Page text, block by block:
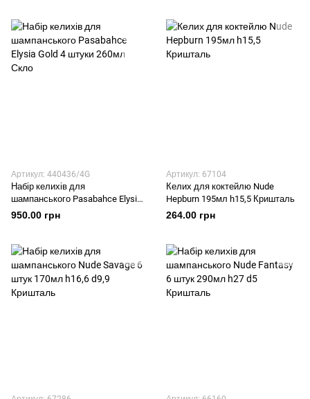
Артикул: 440436/4G
Набір келихів для
шампанського Pasabahce Elysia
Gold 4 штуки 260мл Скло
950.00 грн
Артикул: 67104
Келих для коктейлю Nude
Hepburn 195мл h15,5 Кришталь
264.00 грн